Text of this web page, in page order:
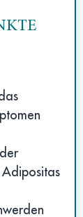
Adipositas